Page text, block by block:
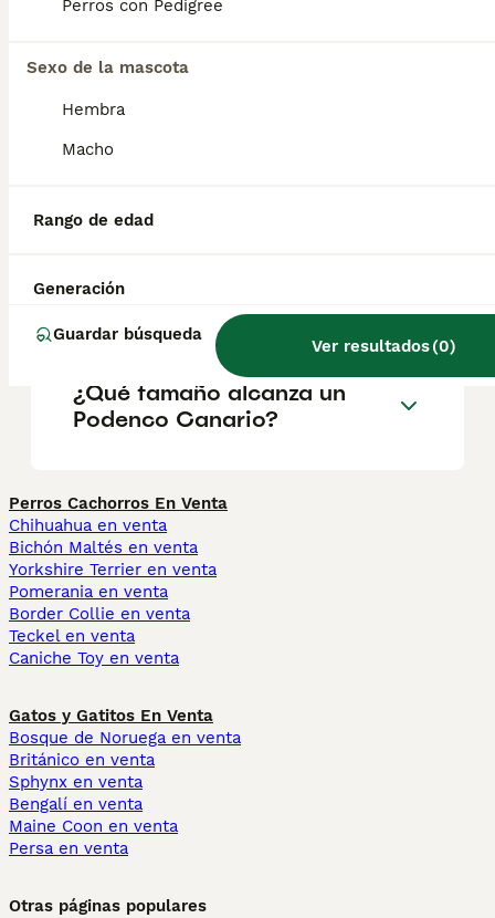
Perros con Pedigree
Sexo de la mascota
Hembra
Macho
Rango de edad
Generación
Guardar búsqueda
Ver resultados(0)
un excelente perro de compañía si se
¿Cuánto vive un Podenco
¿Qué tamaño alcanza un
Podenco Canario?
Perros Cachorros En Venta
Chihuahua en venta
Bichón Maltés en venta
Yorkshire Terrier en venta
Pomerania en venta
Border Collie en venta
Teckel en venta
Caniche Toy en venta
Gatos y Gatitos En Venta
Bosque de Noruega en venta
Británico en venta
Sphynx en venta
Bengalí en venta
Maine Coon en venta
Persa en venta
Otras páginas populares